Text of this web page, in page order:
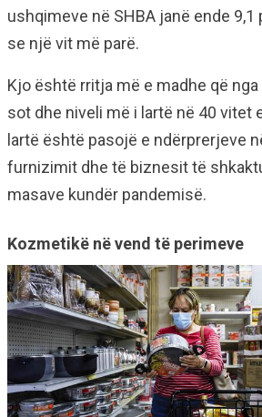
ushqimeve në SHBA janë ende 9,1
se një vit më parë.
Kjo është rritja më e madhe që
sot dhe niveli më i lartë në 40 vitet
lartë është pasojë e ndërprerjeve
furnizimit dhe të biznesit të
masave kundër pandemisë.
Kozmetikë në vend të perimeve